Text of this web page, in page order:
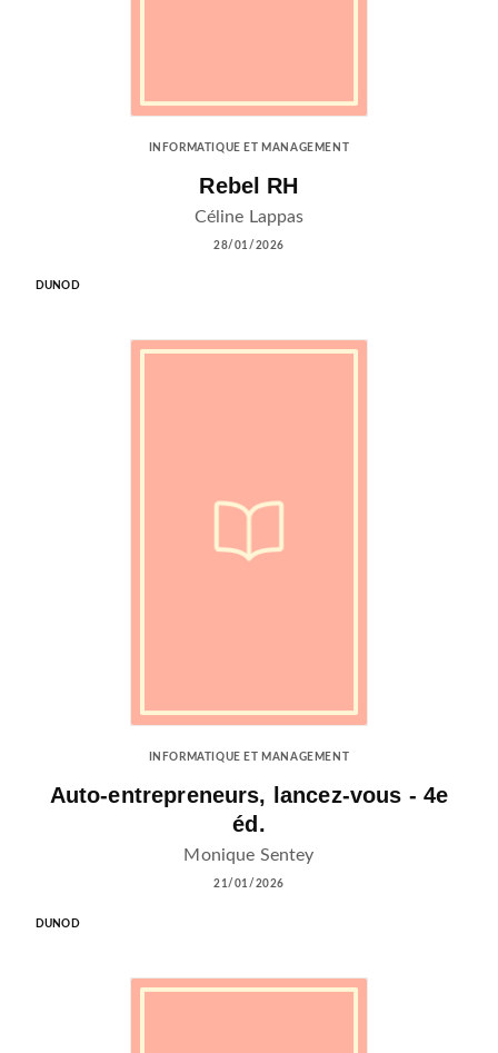
INFORMATIQUE ET MANAGEMENT
Rebel RH
Céline Lappas
28/01/2026
DUNOD
INFORMATIQUE ET MANAGEMENT
Auto-entrepreneurs, lancez-vous - 4e
éd.
Monique Sentey
21/01/2026
DUNOD